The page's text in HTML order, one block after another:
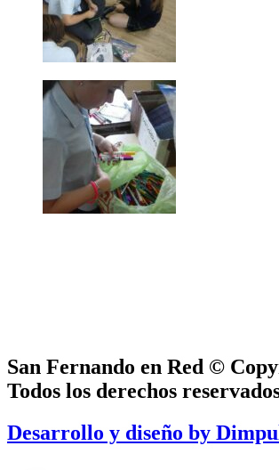
San Fernando en Red ©
Todos los derechos
Desarrollo y diseño by